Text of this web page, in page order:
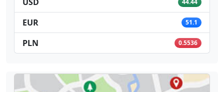
44.44
EUR 51.1
PLN 0.5536